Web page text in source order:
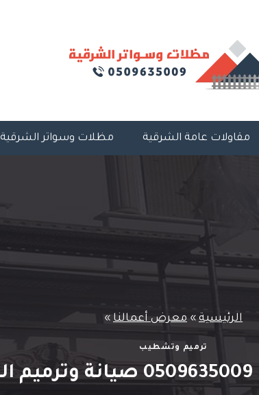
مقاولات عامة الشرقية مظلات وسواتر الشرقية
الرئيسية » معرض أعمالنا »
ترميم وتشطيب